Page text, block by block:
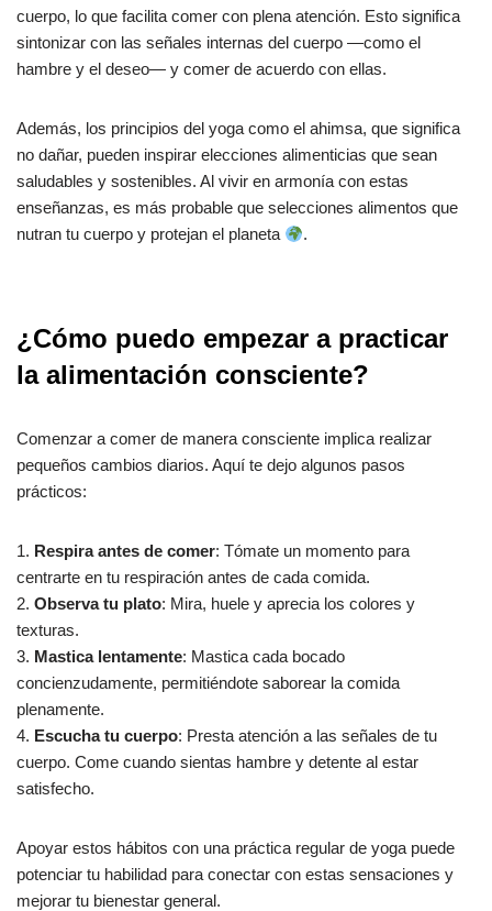
cuerpo, lo que facilita comer con plena atención. Esto significa
sintonizar con las señales internas del cuerpo —como el
hambre y el deseo— y comer de acuerdo con ellas.
Además, los principios del yoga como el ahimsa, que significa
no dañar, pueden inspirar elecciones alimenticias que sean
saludables y sostenibles. Al vivir en armonía con estas
enseñanzas, es más probable que selecciones alimentos que
nutran tu cuerpo y protejan el planeta
.
¿Cómo puedo empezar a practicar
la alimentación consciente?
Comenzar a comer de manera consciente implica realizar
pequeños cambios diarios. Aquí te dejo algunos pasos
prácticos:
1. Respira antes de comer: Tómate un momento para
centrarte en tu respiración antes de cada comida.
2. Observa tu plato: Mira, huele y aprecia los colores y
texturas.
3. Mastica lentamente: Mastica cada bocado
concienzudamente, permitiéndote saborear la comida
plenamente.
4. Escucha tu cuerpo: Presta atención a las señales de tu
cuerpo. Come cuando sientas hambre y detente al estar
satisfecho.
Apoyar estos hábitos con una práctica regular de yoga puede
potenciar tu habilidad para conectar con estas sensaciones y
mejorar tu bienestar general.